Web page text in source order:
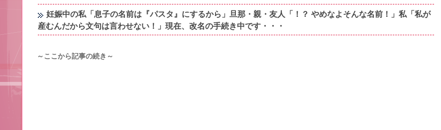
妊娠中の私「息子の名前は『パスタ』にするから」旦那・親・友人「！？ やめなよそんな名前！」私「私が
産むんだから文句は言わせない！」現在、改名の手続き中です・・・
～ここから記事の続き～